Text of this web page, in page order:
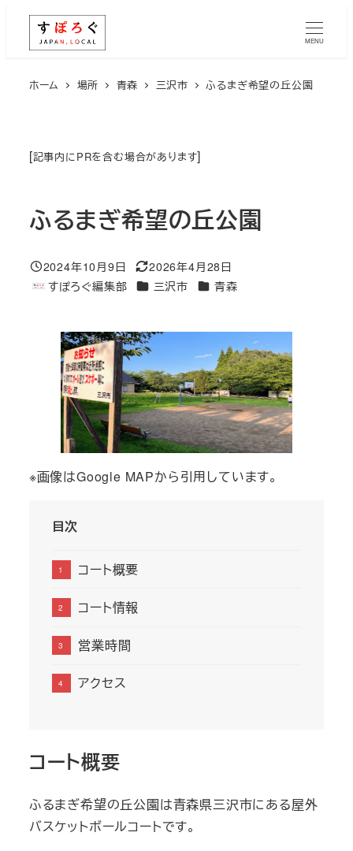
MENU
ホーム 場所 青森 三沢市 ふるまぎ希望の丘公園
[記事内にPRを含む場合があります]
ふるまぎ希望の丘公園
投稿日
2024年10月9日
更新日
2026年4月28日
著
すぽろぐ編集部 エリア三沢市 エリア青森
※画像はGoogle MAPから引用しています。
目次
コート概要
コート情報
営業時間
アクセス
コート概要
ふるまぎ希望の丘公園は青森県三沢市にある屋外
バスケットボールコートです。